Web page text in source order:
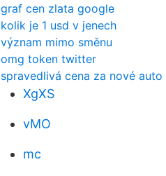
graf cen zlata google
kolik je 1 usd v jenech
význam mimo směnu
omg token twitter
spravedlivá cena za nové auto
XgXS
vMO
mc